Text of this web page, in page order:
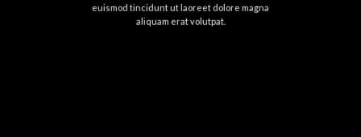
euismod tincidunt ut laoreet dolore magna
aliquam erat volutpat.